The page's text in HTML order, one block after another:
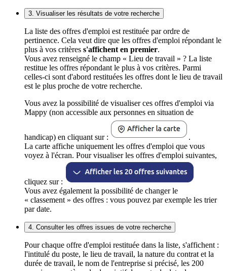
3. Visualiser les résultats de votre recherche
La liste des offres d'emploi est restituée par ordre de
pertinence. Cela veut dire que les offres d'emploi répondant le
plus à vos critères s'affichent en premier.
Vous avez renseigné le champ « Lieu de travail » ? La liste
restitue les offres répondant le plus à vos critères. Parmi
celles-ci sont d'abord restituées les offres dont le lieu de travail
est le plus proche de votre recherche.
Vous avez la possibilité de visualiser ces offres d'emploi via
Mappy (non accessible aux personnes en situation de
handicap) en cliquant sur :
.
La carte affiche uniquement les offres d'emploi que vous
voyez à l'écran. Pour visualiser les offres d'emploi suivantes,
cliquez sur :
Vous avez également la possibilité de changer le
« classement » des offres : vous pouvez par exemple les trier
par date.
4. Consulter les offres issues de votre recherche
Pour chaque offre d'emploi restituée dans la liste, s'affichent :
l'intitulé du poste, le lieu de travail, la nature du contrat et la
durée de travail, le nom de l'entreprise si précisé, les 200